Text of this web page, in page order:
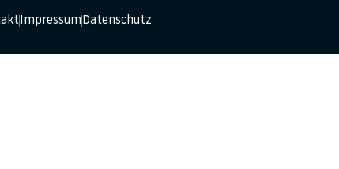
ImpressumDatenschutz